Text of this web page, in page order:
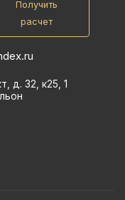
Получить
расчет
д. 32, к25, 1